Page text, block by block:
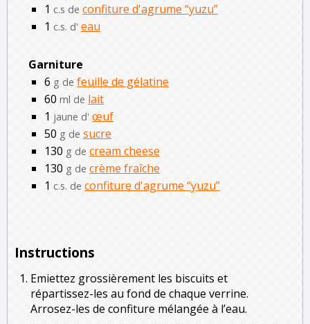
1 c.s de confiture d'agrume “yuzu”
1 c.s. d' eau
Garniture
6 g de feuille de gélatine
60 ml de lait
1 jaune d' œuf
50 g de sucre
130 g de cream cheese
130 g de crème fraîche
1 c.s. de confiture d'agrume “yuzu”
Instructions
Emiettez grossièrement les biscuits et
répartissez-les au fond de chaque verrine.
Arrosez-les de confiture mélangée à l’eau.